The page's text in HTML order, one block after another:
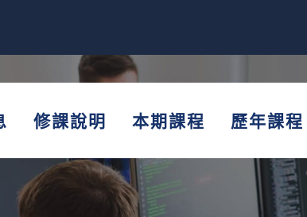
修課說明 本期課程 歷年課程